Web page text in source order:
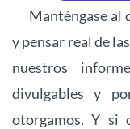
Manténgase al
y pensar real de
nuestros
divulgables y
otorgamos. Y si